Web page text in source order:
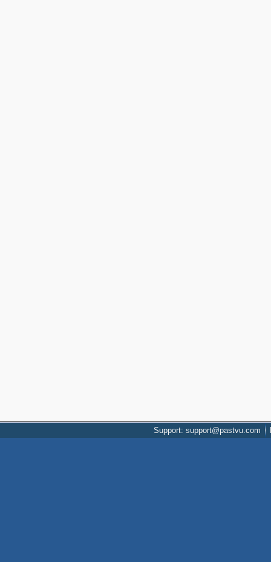
Support: support@pastvu.com